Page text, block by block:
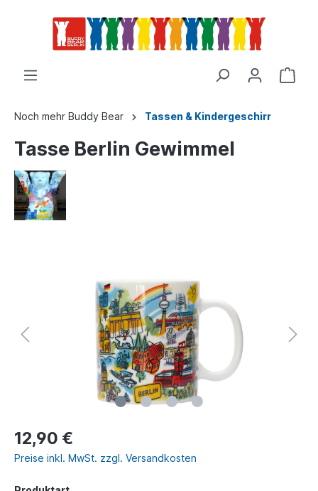
Noch mehr Buddy Bear Tassen & Kindergeschirr
Tasse Berlin Gewimmel
12,90 €
Preise inkl. MwSt. zzgl. Versandkosten